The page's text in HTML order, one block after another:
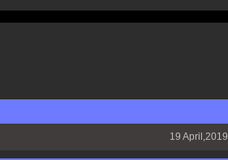
19 April,2019